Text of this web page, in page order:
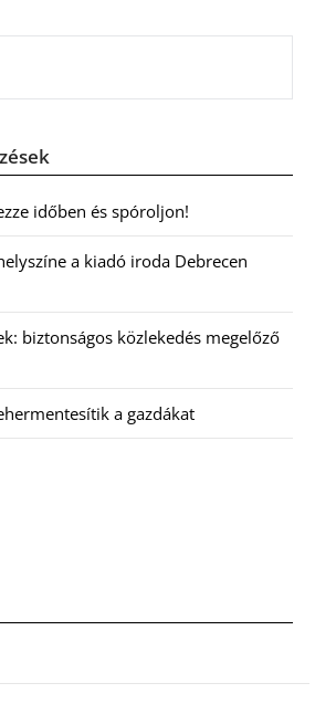
időben és spóroljon!
a kiadó iroda Debrecen
biztonságos közlekedés megelőző
a gazdákat